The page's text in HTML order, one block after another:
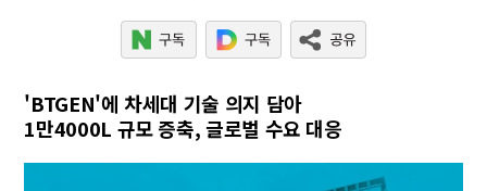
'BTGEN'에 차세대 기술 의지 담아
1만4000L 규모 증축, 글로벌 수요 대응